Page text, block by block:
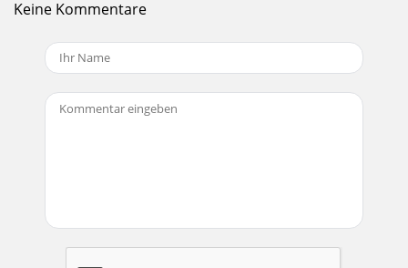
the D8BTAPE card slots.❏ Using a 25-pi
Seite 13 - Four Consoles in One!
D8B Manual • Chapter 1 • page 52. Connect the data cable
between the Remote CPUand the console. Rotate the
thumbscrews on eachconnector clockwise unt
planne
Seite 15 - ASSIGNMENT
Keine Kommentare